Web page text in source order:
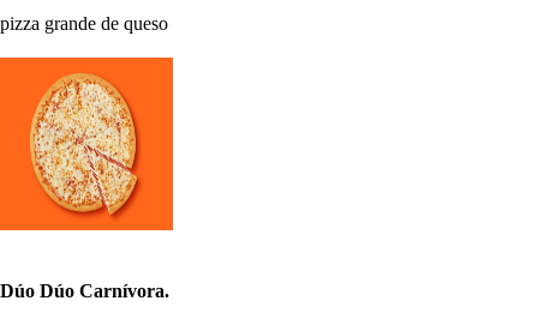
pizza grande de queso
Dúo Dúo Carnívora.